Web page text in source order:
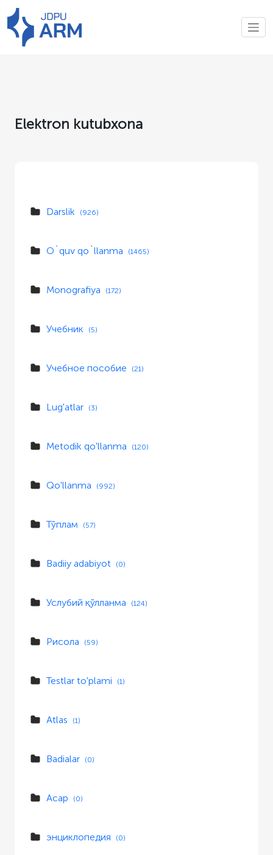
Elektron kutubxona
Darslik (926)
O`quv qo`llanma (1465)
Monografiya (172)
Учебник (5)
Учебное пособие (21)
Lug'atlar (3)
Metodik qo'llanma (120)
Qo'llanma (992)
Тўплам (57)
Badiiy adabiyot (0)
Услубий қўлланма (124)
Рисола (59)
Testlar to'plami (1)
Atlas (1)
Badialar (0)
Асар (0)
энциклопедия (0)